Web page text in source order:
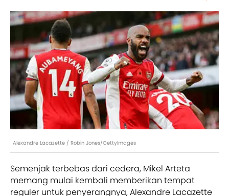
Alexandre Lacazette / Robin Jones/GettyImages
Semenjak terbebas dari cedera, Mikel Arteta
memang mulai kembali memberikan tempat
reguler untuk penyerangnya, Alexandre Lacazette